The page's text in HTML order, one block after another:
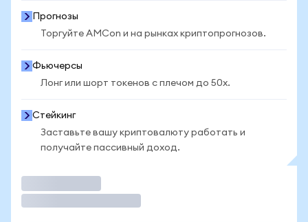
Прогнозы
Торгуйте AMCon и на рынках криптопрогнозов.
Фьючерсы
Лонг или шорт токенов с плечом до 50x.
Стейкинг
Заставьте вашу криптовалюту работать и
получайте пассивный доход.